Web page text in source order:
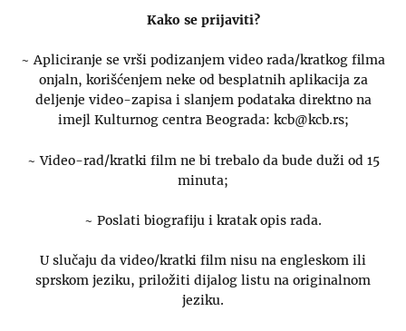
Kako se prijaviti?
~ Apliciranje se vrši podizanjem video rada/kratkog filma
onjaln, korišćenjem neke od besplatnih aplikacija za
deljenje video-zapisa i slanjem podataka direktno na
imejl Kulturnog centra Beograda: kcb@kcb.rs;
~ Video-rad/kratki film ne bi trebalo da bude duži od 15
minuta;
~ Poslati biografiju i kratak opis rada.
U slučaju da video/kratki film nisu na engleskom ili
sprskom jeziku, priložiti dijalog listu na originalnom
jeziku.